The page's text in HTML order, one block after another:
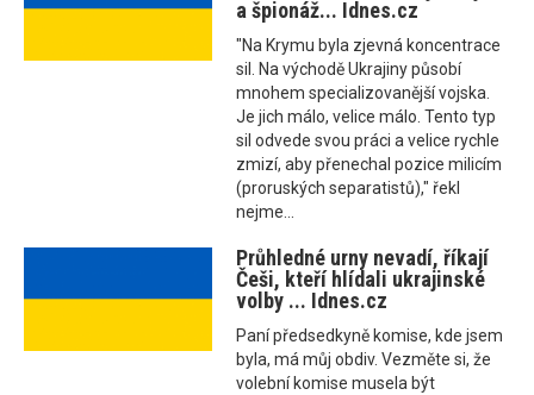
a špionáž... Idnes.cz
"Na Krymu byla zjevná koncentrace
sil. Na východě Ukrajiny působí
mnohem specializovanější vojska.
Je jich málo, velice málo. Tento typ
sil odvede svou práci a velice rychle
zmizí, aby přenechal pozice milicím
(proruských separatistů)," řekl
nejme...
Průhledné urny nevadí, říkají
Češi, kteří hlídali ukrajinské
volby ... Idnes.cz
Paní předsedkyně komise, kde jsem
byla, má můj obdiv. Vezměte si, že
volební komise musela být